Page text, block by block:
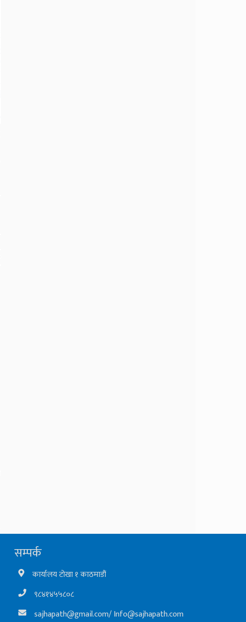
सम्पर्क
कार्यालय टोखा १ काठमाडौं
९८४१४५५८०८
sajhapath@gmail.com/Info@sajhapath.com